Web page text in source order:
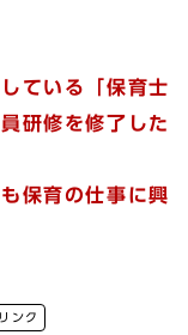
ている「保育士
研修を修了した
保育の仕事に興
ンク